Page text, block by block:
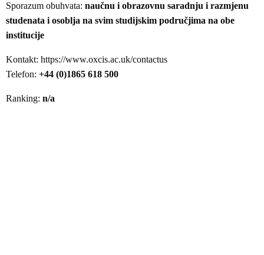
Sporazum obuhvata: naučnu i obrazovnu saradnju i razmjenu
studenata i osoblja na svim studijskim područjima na obe
institucije
Kontakt: https://www.oxcis.ac.uk/contactus
Telefon: +44 (0)1865 618 500
Ranking: n/a